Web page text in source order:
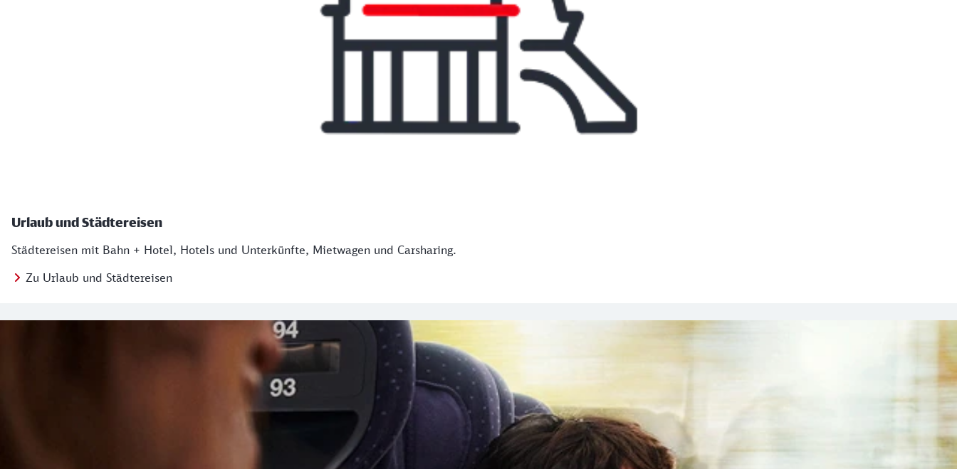
Urlaub und Städtereisen
Städtereisen mit Bahn + Hotel, Hotels und Unterkünfte, Mietwagen und Carsharing.
Zu Urlaub und Städtereisen